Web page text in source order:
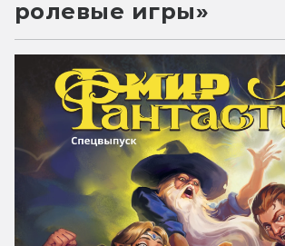
ролевые игры»